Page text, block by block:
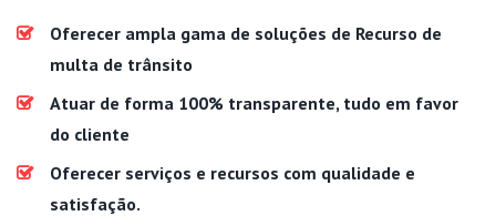
Oferecer ampla gama de soluções de Recurso de
multa de trânsito
Atuar de forma 100% transparente, tudo em favor
do cliente
Oferecer serviços e recursos com qualidade e
satisfação.